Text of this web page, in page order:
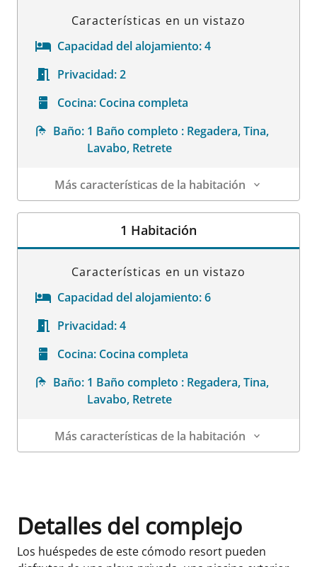
Características en un vistazo
Capacidad del alojamiento:4
Privacidad:2
Cocina: Cocina completa
Baño: 1 Baño completo : Regadera, Tina,
Lavabo, Retrete
Más características de la habitación
Datos de la habitación
1 Habitación
Características en un vistazo
Capacidad del alojamiento:6
Privacidad:4
Cocina: Cocina completa
Baño: 1 Baño completo : Regadera, Tina,
Lavabo, Retrete
Más características de la habitación
Detalles del complejo
Los huéspedes de este cómodo resort pueden